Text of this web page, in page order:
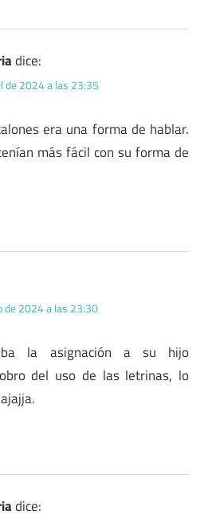
dice:
de 2024 a las 23:35
era una forma de hablar.
más fácil con su forma de
de 2024 a las 23:30
la asignación a su hijo
del uso de las letrinas, lo
dice: